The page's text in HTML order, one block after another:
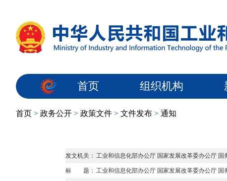
首页 组织机构
首页 > 政务公开 > 政策文件 > 文件发布 > 通知
发文机关： 工业和信息化部办公厅 国家发展改革委办公厅
标 题： 工业和信息化部办公厅 国家发展改革委办公厅